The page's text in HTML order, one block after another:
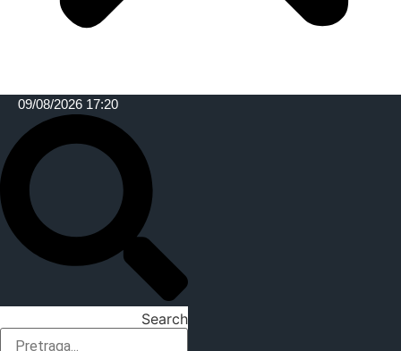
09/08/2026 17:20
Search